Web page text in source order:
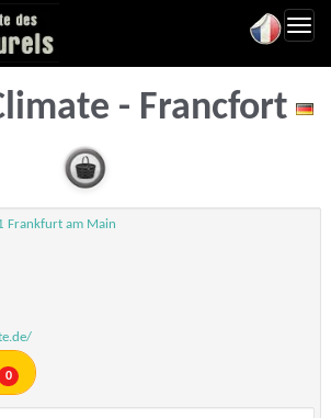
- Francfort
Frankfurt am Main
0